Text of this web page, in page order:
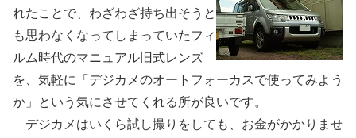
れたことで、わざわざ持ち出そうと
も思わなくなってしまっていたフィ
ルム時代のマニュアル旧式レンズ
を、気軽に「デジカメのオートフォーカスで使ってみよう
か」という気にさせてくれる所が良いです。
デジカメはいくら試し撮りをしても、お金がかかりませ